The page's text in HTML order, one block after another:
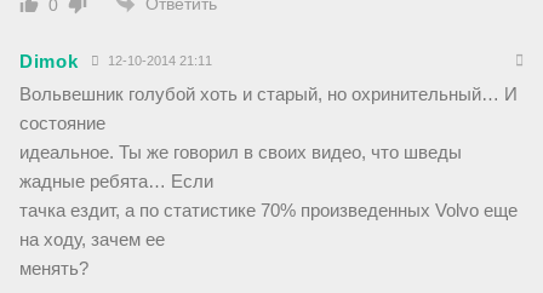
0
Dimok 12-10-2014 21:11
Вольвешник голубой хоть и старый, но охринительный… И
состояние
идеальное. Ты же говорил в своих видео, что шведы
жадные ребята… Если
тачка ездит, а по статистике 70% произведенных Volvo еще
на ходу, зачем ее
менять?